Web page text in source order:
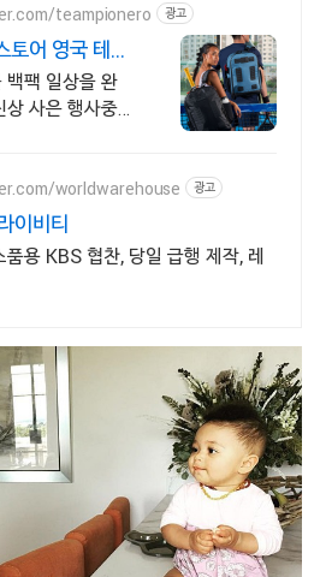
teampionero 광고
어 영국 테니
백팩 일상을 완
사은 행사중!
worldwarehouse 광고
이비티
용 KBS 협찬, 당일 급행 제작, 레